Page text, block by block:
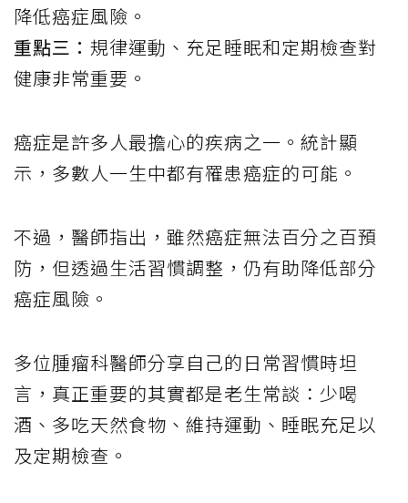
降低癌症風險。
重點三： 規律運動、充足睡眠和定期檢查對
健康非常重要。
癌症是許多人最擔心的疾病之一。統計顯
示，多數人一生中都有罹患癌症的可能。
不過，醫師指出，雖然癌症無法百分之百預
防，但透過生活習慣調整，仍有助降低部分
癌症風險。
多位腫瘤科醫師分享自己的日常習慣時坦
言，真正重要的其實都是老生常談：少喝
酒、多吃天然食物、維持運動、睡眠充足以
及定期檢查。